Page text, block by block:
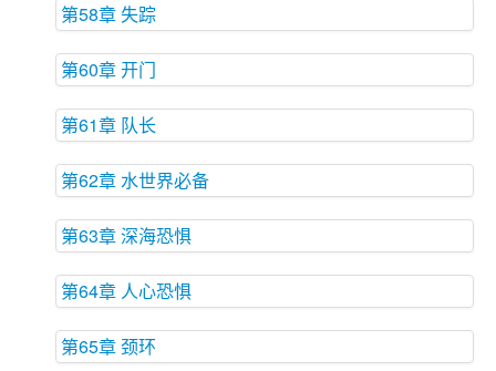
第58章 失踪
第60章 开门
第61章 队长
第62章 水世界必备
第63章 深海恐惧
第64章 人心恐惧
第65章 颈环